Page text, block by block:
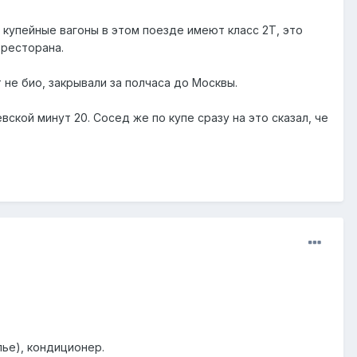
вагоны в этом поезде имеют класс 2Т, это
био, закрывали за полчаса до Москвы.
минут 20. Сосед же по купе сразу на это сказал, че
кондиционер.